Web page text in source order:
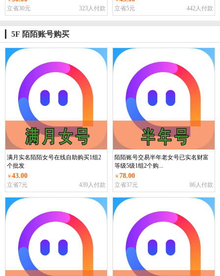
立省30元 323人付款 立省5元 442人付款
5F 陌陌账号购买
满月实名陌陌女号在线自助购买1组2
个批发
￥43.00
立省7元 439人付款
陌陌账号交易半年老女号已实名财富
等级5级1组2个购...
￥78.00
立省37元 86人付款